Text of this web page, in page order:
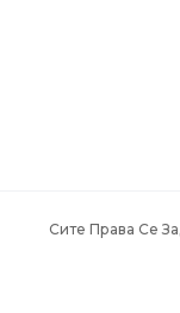
Сите Права Се